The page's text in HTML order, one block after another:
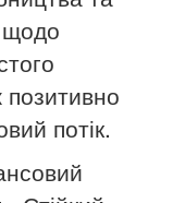
позитивно
потік.